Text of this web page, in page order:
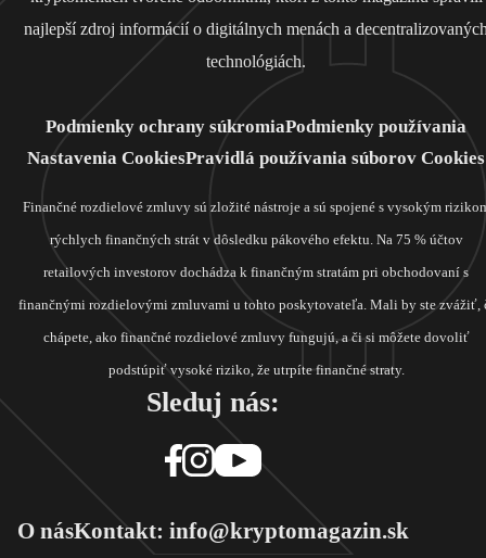
najlepší zdroj informácií o digitálnych menách a
technológiách.
Podmienky ochrany súkromiaPodmienky používania
Nastavenia CookiesPravidlá používania súborov Cookies
Finančné rozdielové zmluvy sú zložité nástroje a sú spojené s vysokým
rýchlych finančných strát v dôsledku pákového efektu. Na 75 % účtov
retailových investorov dochádza k finančným stratám pri obchodovaní s
finančnými rozdielovými zmluvami u tohto poskytovateľa. Mali by ste zvážiť,
chápete, ako finančné rozdielové zmluvy fungujú, a či si môžete dovoliť
podstúpiť vysoké riziko, že utrpíte finančné straty.
Sleduj nás:
O násKontakt: info@kryptomagazin.sk